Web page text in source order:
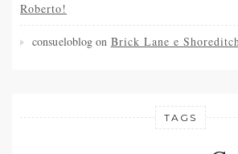
Roberto!
consueloblog on Brick Lane e
TAGS